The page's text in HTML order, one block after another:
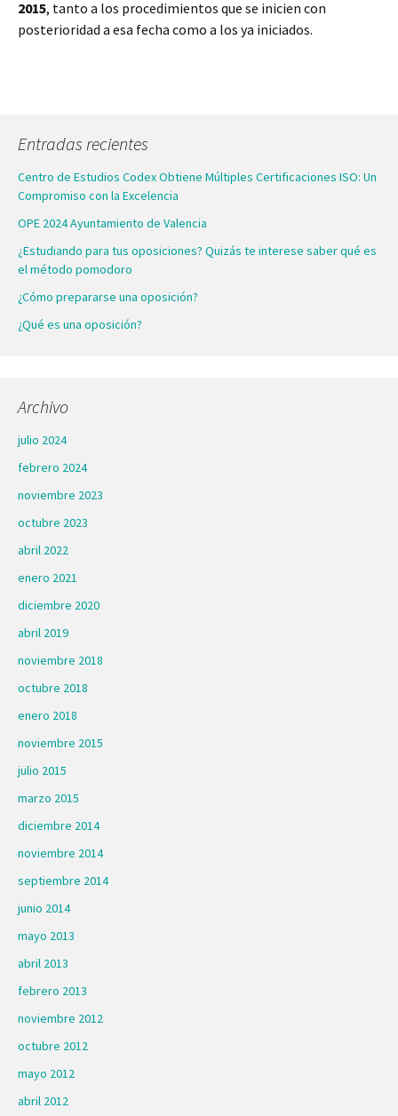
2015, tanto a los procedimientos que se inicien con
posterioridad a esa fecha como a los ya iniciados.
Entradas recientes
Centro de Estudios Codex Obtiene Múltiples Certificaciones ISO: Un
Compromiso con la Excelencia
OPE 2024 Ayuntamiento de Valencia
¿Estudiando para tus oposiciones? Quizás te interese saber qué es
el método pomodoro
¿Cómo prepararse una oposición?
¿Qué es una oposición?
Archivo
julio 2024
febrero 2024
noviembre 2023
octubre 2023
abril 2022
enero 2021
diciembre 2020
abril 2019
noviembre 2018
octubre 2018
enero 2018
noviembre 2015
julio 2015
marzo 2015
diciembre 2014
noviembre 2014
septiembre 2014
junio 2014
mayo 2013
abril 2013
febrero 2013
noviembre 2012
octubre 2012
mayo 2012
abril 2012